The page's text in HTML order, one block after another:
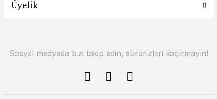
Üyelik
Sosyal medyada bizi takip edin, sürprizleri kaçırmayın!